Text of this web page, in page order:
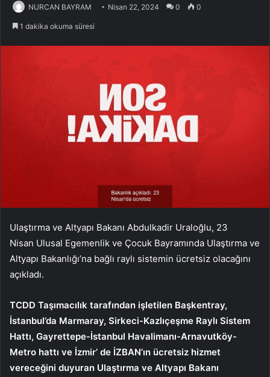
NURCAN BAYRAM Nisan 22, 2024 0 0
1 dakika okuma süresi
Ulaştırma ve Altyapı Bakanı Abdulkadir Uraloğlu, 23
Nisan Ulusal Egemenlik ve Çocuk Bayramında Ulaştırma ve
Altyapı Bakanlığı’na bağlı raylı sistemin ücretsiz olacağını
açıkladı.
TCDD Taşımacılık tarafından işletilen Başkentray,
İstanbul’da Marmaray, Sirkeci-Kazlıçeşme Raylı Sistem
Hattı, Gayrettepe-İstanbul Havalimanı-Arnavutköy-
Metro hattı ve İzmir’ de İZBAN’ın ücretsiz hizmet
vereceğini duyuran Ulaştırma ve Altyapı Bakanı